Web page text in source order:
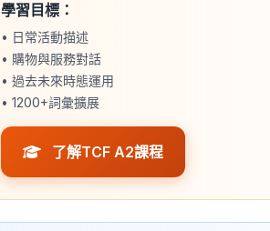
學習目標：
• 日常活動描述
• 購物與服務對話
• 過去未來時態運用
• 1200+詞彙擴展
了解TCF A2課程